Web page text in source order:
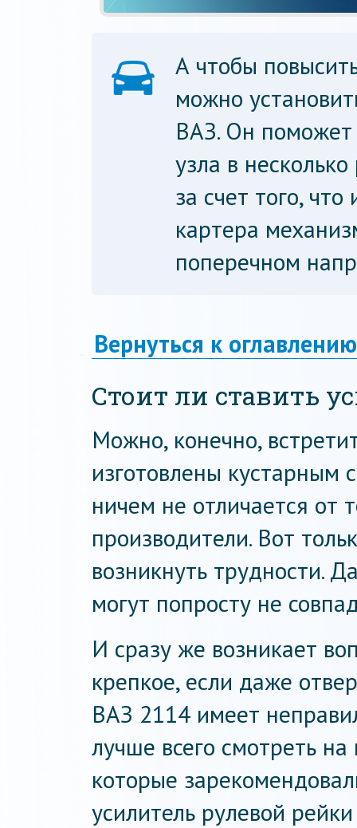
А чтобы
можно
ВАЗ. Он поможет
узла в
за счет того,
картера
поперечном
Вернуться к оглавлению
Стоит ли ставить
Можно, конечно,
изготовлены кустарным
ничем не отличается от
производители. Вот
возникнуть трудности.
могут попросту не
И сразу же возникает
крепкое, если даже
ВАЗ 2114 имеет
лучше всего смотреть
которые
усилитель рулевой